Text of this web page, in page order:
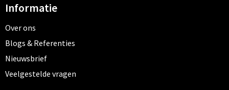
Informatie
Over ons
Blogs & Referenties
Nieuwsbrief
Veelgestelde vragen